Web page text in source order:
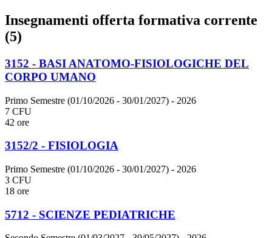
Insegnamenti offerta formativa corrente
(5)
3152 - BASI ANATOMO-FISIOLOGICHE DEL
CORPO UMANO
Primo Semestre (01/10/2026 - 30/01/2027) - 2026
7 CFU
42 ore
3152/2 - FISIOLOGIA
Primo Semestre (01/10/2026 - 30/01/2027) - 2026
3 CFU
18 ore
5712 - SCIENZE PEDIATRICHE